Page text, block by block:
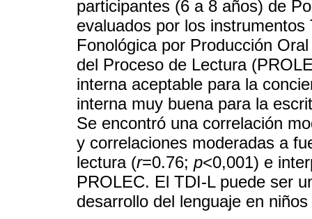
participantes (6 a 8 años) de
evaluados por los
Fonológica por Producción
del Proceso de Lectura
interna aceptable para la
interna muy buena para la
Se encontró una correlación
y correlaciones moderadas a
lectura (r=0.76; p<0,001) e
PROLEC. El TDI-L puede ser
desarrollo del lenguaje en